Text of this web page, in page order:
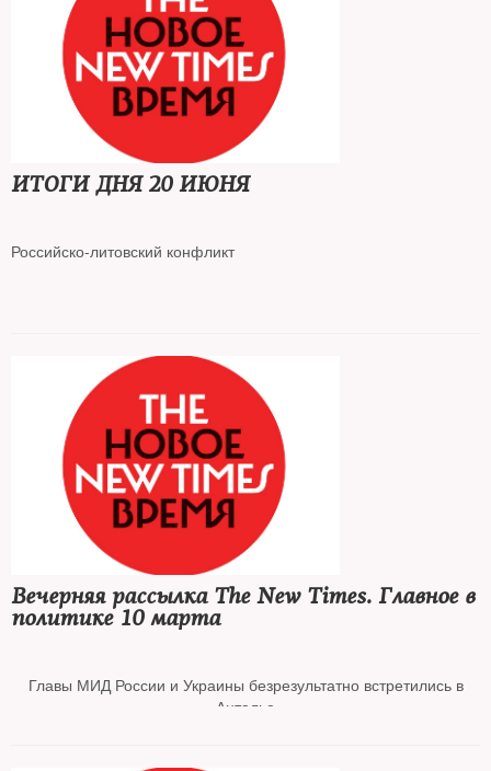
Сбербанк и ВТБ ограничивают переводы в иностранных
валютах на счета в другие российские банки
Новый закон позволяет банкам вводить отрицательные
процентные ставки
ИТОГИ ДНЯ 20 ИЮНЯ
Российско-литовский конфликт
Бои за Северодонецк продолжаются
В Германии конфискована недвижимость депутата Госдумы
Air Azur сокращает перевозки
Вечерняя рассылка The New Times. Главное в
политике 10 марта
Главы МИД России и Украины безрезультатно встретились в
Анталье